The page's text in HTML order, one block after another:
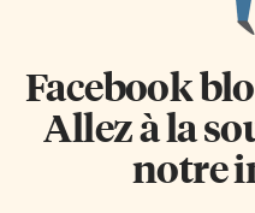
Facebook
Allez à la
notre